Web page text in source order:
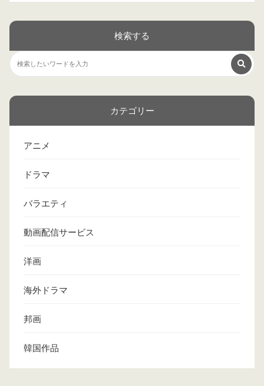
検索する
カテゴリー
アニメ
ドラマ
バラエティ
動画配信サービス
洋画
海外ドラマ
邦画
韓国作品